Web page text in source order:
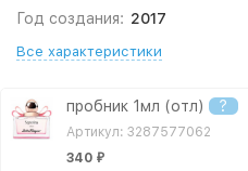
Год создания: 2017
Все характеристики
пробник 1мл (отл) ?
Артикул: 3287577062
340 ₽